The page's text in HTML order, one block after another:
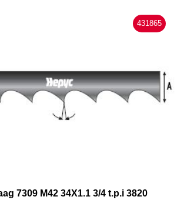
431865
7309 M42 34X1.1 3/4 t.p.i 3820